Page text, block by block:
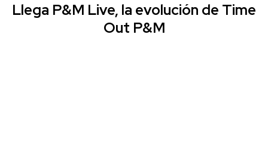
Llega P&M Live, la evolución de Time
Out P&M